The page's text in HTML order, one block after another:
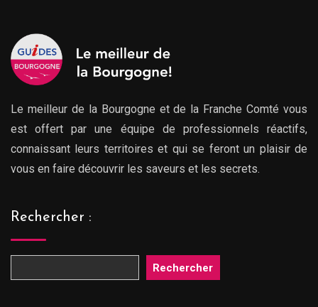
Le meilleur de la Bourgogne et de la Franche Comté vous
est offert par une équipe de professionnels réactifs,
connaissant leurs territoires et qui se feront un plaisir de
vous en faire découvrir les saveurs et les secrets.
Rechercher :
Rechercher